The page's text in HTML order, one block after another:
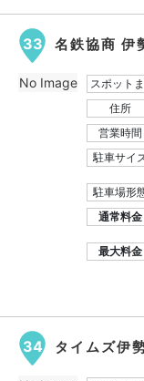
33 名鉄協商 伊
スポット
住所
営業時間
駐車サイ
駐車場形
通常料金
最大料金
No Image
34 タイムズ伊